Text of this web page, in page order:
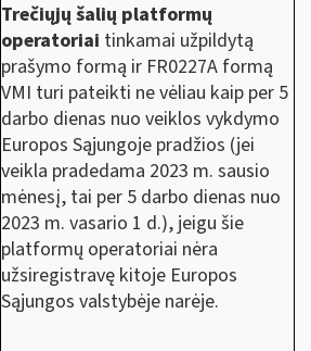
Trečiųjų šalių platformų
operatoriai tinkamai užpildytą
prašymo formą ir FR0227A formą
VMI turi pateikti ne vėliau kaip per 5
darbo dienas nuo veiklos vykdymo
Europos Sąjungoje pradžios (jei
veikla pradedama 2023 m. sausio
mėnesį, tai per 5 darbo dienas nuo
2023 m. vasario 1 d.), jeigu šie
platformų operatoriai nėra
užsiregistravę kitoje Europos
Sąjungos valstybėje narėje.